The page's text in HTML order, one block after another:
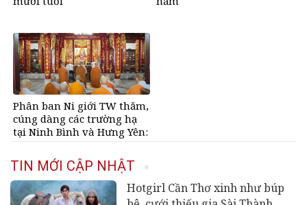
Phân ban Ni giới TW thăm,
cúng dàng các trường hạ
tại Ninh Bình và Hưng Yên:
Tam bảo
TIN MỚI CẬP NHẬT
Hotgirl Cần Thơ xinh như búp